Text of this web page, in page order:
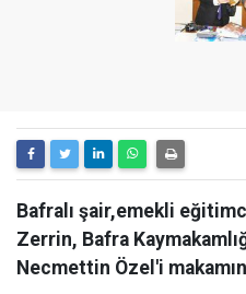
Bafralı şair,emekli
Zerrin, Bafra
Necmettin Özel'i